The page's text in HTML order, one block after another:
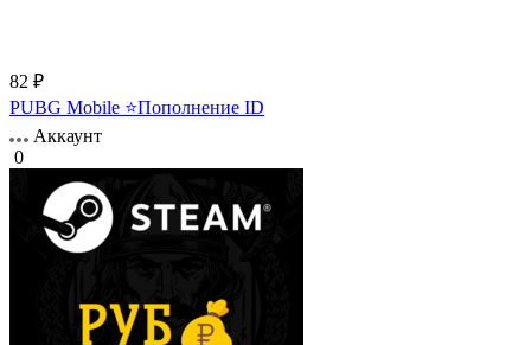
82 ₽
PUBG Mobile ⭐Пополнение ID
Аккаунт
0